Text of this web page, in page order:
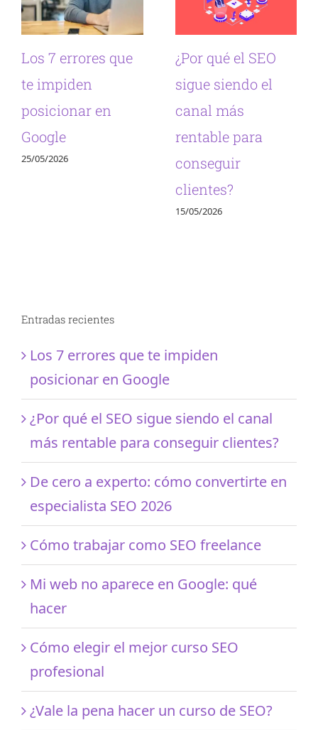
Los 7 errores que
te impiden
posicionar en
Google
25/05/2026
¿Por qué el SEO
sigue siendo el
canal más
rentable para
conseguir
clientes?
15/05/2026
Entradas recientes
Los 7 errores que te impiden
posicionar en Google
¿Por qué el SEO sigue siendo el canal
más rentable para conseguir clientes?
De cero a experto: cómo convertirte en
especialista SEO 2026
Cómo trabajar como SEO freelance
Mi web no aparece en Google: qué
hacer
Cómo elegir el mejor curso SEO
profesional
¿Vale la pena hacer un curso de SEO?